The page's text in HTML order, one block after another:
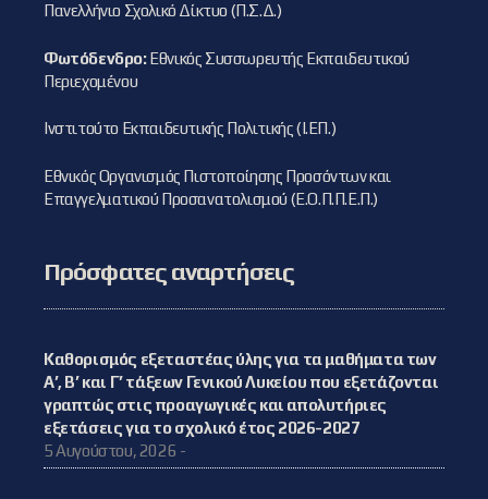
Πανελλήνιο Σχολικό Δίκτυο (Π.Σ.Δ.)
Φωτόδενδρο:Εθνικός Συσσωρευτής Εκπαιδευτικού
Περιεχομένου
Ινστιτούτο Εκπαιδευτικής Πολιτικής (Ι.ΕΠ.)
Εθνικός Οργανισμός Πιστοποίησης Προσόντων και
Επαγγελματικού Προσανατολισμού (Ε.Ο.Π.Π.Ε.Π.)
Πρόσφατες αναρτήσεις
Καθορισμός εξεταστέας ύλης για τα μαθήματα των
Α’, Β’ και Γ’ τάξεων Γενικού Λυκείου που εξετάζονται
γραπτώς στις προαγωγικές και απολυτήριες
εξετάσεις για το σχολικό έτος 2026-2027
5 Αυγούστου, 2026 -